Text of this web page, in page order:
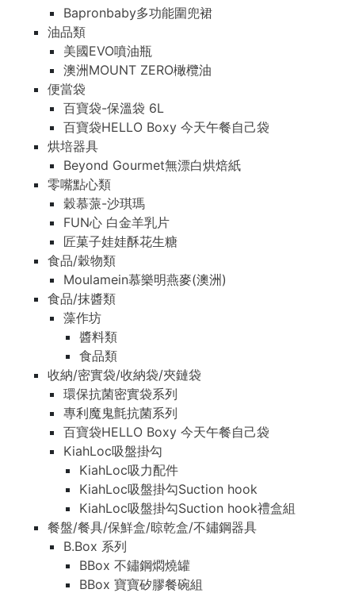
Bapronbaby多功能圍兜裙
油品類
美國EVO噴油瓶
澳洲MOUNT ZERO橄欖油
便當袋
百寶袋-保溫袋 6L
百寶袋HELLO Boxy 今天午餐自己袋
烘培器具
Beyond Gourmet無漂白烘焙紙
零嘴點心類
穀慕蒎-沙琪瑪
FUN心 白金羊乳片
匠菓子娃娃酥花生糖
食品/穀物類
Moulamein慕樂明燕麥(澳洲)
食品/抹醬類
藻作坊
醬料類
食品類
收納/密實袋/收納袋/夾鏈袋
環保抗菌密實袋系列
專利魔鬼氈抗菌系列
百寶袋HELLO Boxy 今天午餐自己袋
KiahLoc吸盤掛勾
KiahLoc吸力配件
KiahLoc吸盤掛勾Suction hook
KiahLoc吸盤掛勾Suction hook禮盒組
餐盤/餐具/保鮮盒/晾乾盒/不鏽鋼器具
B.Box 系列
BBox 不鏽鋼燜燒罐
BBox 寶寶矽膠餐碗組